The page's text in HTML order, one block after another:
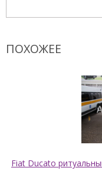
ПОХОЖЕЕ
Fiat Ducato